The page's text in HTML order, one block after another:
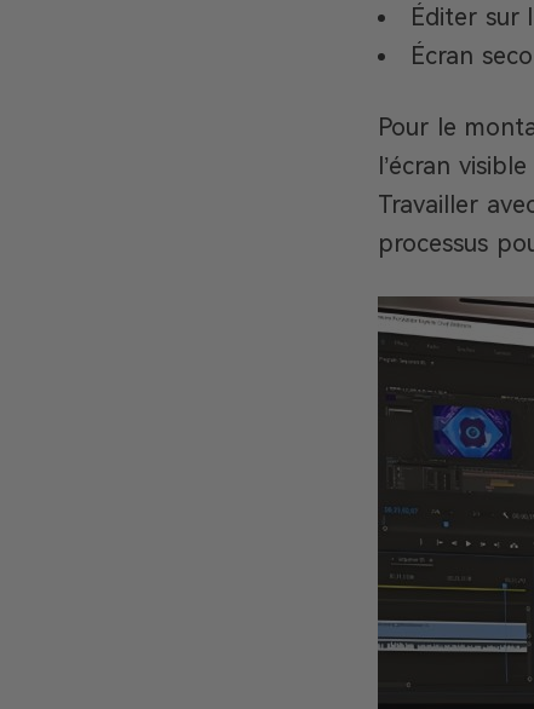
Éditer sur
Écran
Pour le
l’écran
Travailler
processus